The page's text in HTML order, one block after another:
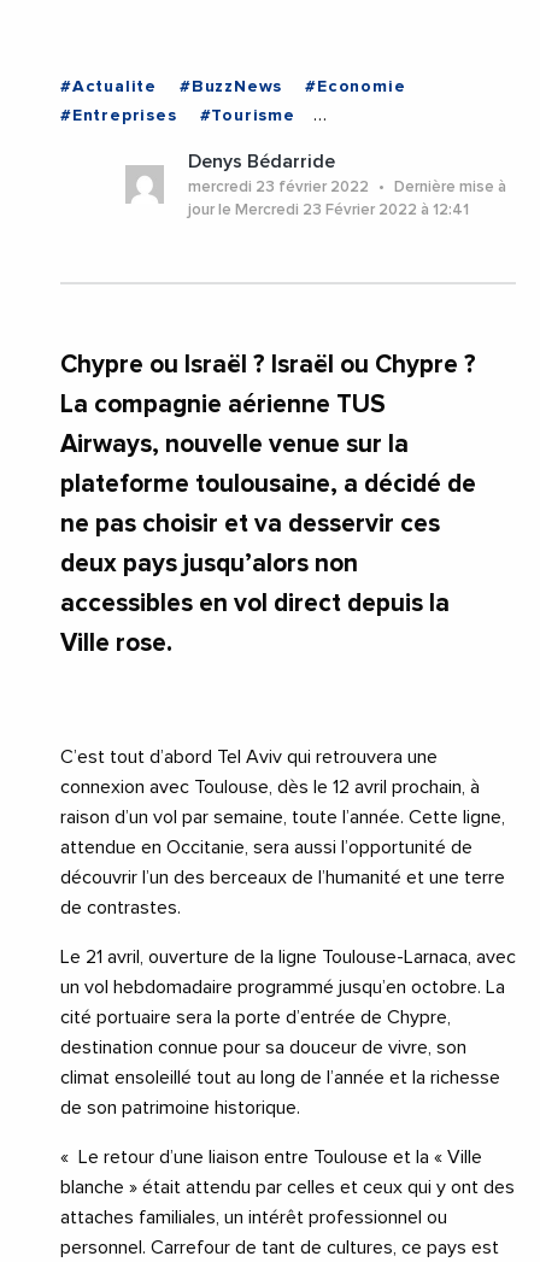
#Actualite #BuzzNews
#Economie
#Entreprises
#Tourisme
#EchangesMediterraneens
#ISRAEL
#TelAviv
Denys Bédarride
mercredi 23 février 2022
Dernière mise à
jour le Mercredi 23 Février 2022 à 12:41
Chypre ou Israël ? Israël ou Chypre ?
La compagnie aérienne TUS
Airways, nouvelle venue sur la
plateforme toulousaine, a décidé de
ne pas choisir et va desservir ces
deux pays jusqu’alors non
accessibles en vol direct depuis la
Ville rose.
C’est tout d’abord Tel Aviv qui retrouvera une
connexion avec Toulouse, dès le 12 avril prochain, à
raison d’un vol par semaine, toute l’année. Cette ligne,
attendue en Occitanie, sera aussi l’opportunité de
découvrir l’un des berceaux de l’humanité et une terre
de contrastes.
Le 21 avril, ouverture de la ligne Toulouse-Larnaca, avec
un vol hebdomadaire programmé jusqu’en octobre. La
cité portuaire sera la porte d’entrée de Chypre,
destination connue pour sa douceur de vivre, son
climat ensoleillé tout au long de l’année et la richesse
de son patrimoine historique.
« Le retour d’une liaison entre Toulouse et la « Ville
blanche » était attendu par celles et ceux qui y ont des
attaches familiales, un intérêt professionnel ou
personnel. Carrefour de tant de cultures, ce pays est